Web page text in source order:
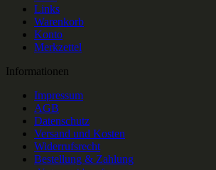
Links
Warenkorb
Konto
Merkzettel
Informationen
Impressum
AGB
Datenschutz
Versand und Kosten
Widerrufsrecht
Bestellung & Zahlung